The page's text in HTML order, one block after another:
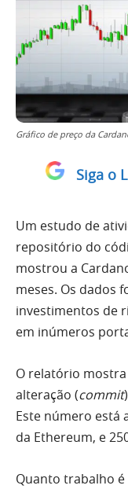
Gráfico de preço da
Siga o
Um estudo de
repositório do
mostrou a
meses. Os dados
investimentos de
em inúmeros
O relatório
alteração (commit
Este número está
da Ethereum, e
Quanto trabalho